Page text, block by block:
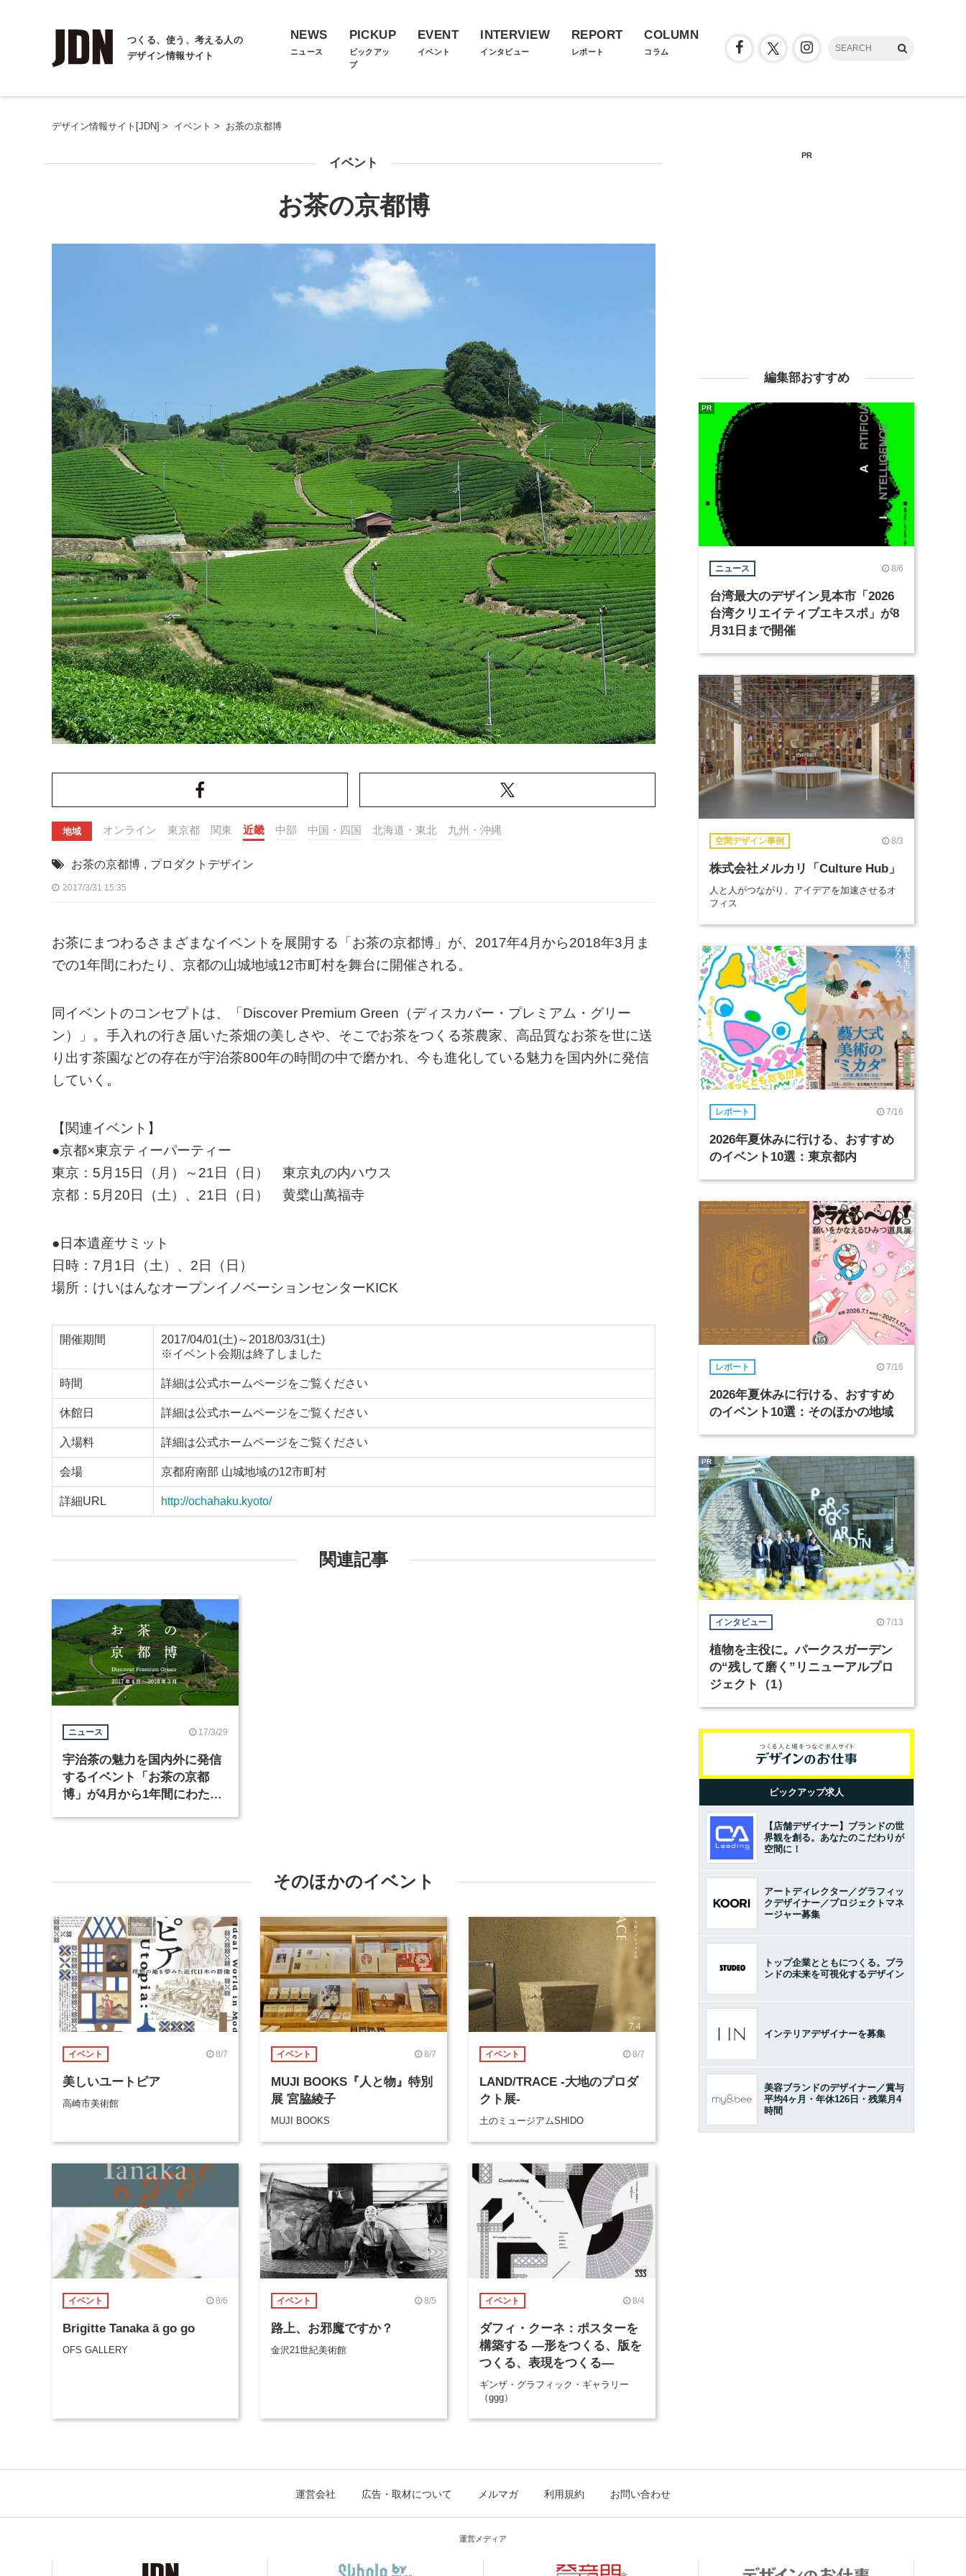
つくる、使う、考える人の
デザイン情報サイト
NEWS
ニュース
PICKUP
ピックアッ
プ
EVENT
イベント
INTERVIEW
インタビュー
REPORT
レポート
COLUMN
コラム
デザイン情報サイト[JDN] > イベント > お茶の京都博
イベント
お茶の京都博
地域 オンライン 東京都 関東 近畿 中部 中国・四国 北海道・東北 九州・沖縄
お茶の京都博 , プロダクトデザイン
2017/3/31 15:35
お茶にまつわるさまざまなイベントを展開する「お茶の京都博」が、2017年4月から2018年3月ま
での1年間にわたり、京都の山城地域12市町村を舞台に開催される。
同イベントのコンセプトは、「Discover Premium Green（ディスカバー・プレミアム・グリー
ン）」。手入れの行き届いた茶畑の美しさや、そこでお茶をつくる茶農家、高品質なお茶を世に送
り出す茶園などの存在が宇治茶800年の時間の中で磨かれ、今も進化している魅力を国内外に発信
していく。
【関連イベント】
●京都×東京ティーパーティー
東京：5月15日（月）～21日（日） 東京丸の内ハウス
京都：5月20日（土）、21日（日） 黄檗山萬福寺
●日本遺産サミット
日時：7月1日（土）、2日（日）
場所：けいはんなオープンイノベーションセンターKICK
開催期間
2017/04/01(土)～2018/03/31(土)
※イベント会期は終了しました
時間 詳細は公式ホームページをご覧ください
休館日 詳細は公式ホームページをご覧ください
入場料 詳細は公式ホームページをご覧ください
会場 京都府南部 山城地域の12市町村
詳細URL http://ochahaku.kyoto/
関連記事
ニュース 17/3/29
宇治茶の魅力を国内外に発信
するイベント「お茶の京都
博」が4月から1年間にわたっ
そのほかのイベント
イベント 8/7
美しいユートピア
高崎市美術館
イベント 8/7
MUJI BOOKS『人と物』特別
展 宮脇綾子
MUJI BOOKS
イベント 8/7
LAND/TRACE -大地のプロダ
クト展-
土のミュージアムSHIDO
イベント 8/6
Brigitte Tanaka ā go go
OFS GALLERY
イベント 8/5
路上、お邪魔ですか？
金沢21世紀美術館
イベント 8/4
ダフィ・クーネ：ポスターを
構築する ―形をつくる、版を
つくる、表現をつくる―
ギンザ・グラフィック・ギャラリー
（ggg）
PR
編集部おすすめ
ニュース 8/6
台湾最大のデザイン見本市「2026
台湾クリエイティブエキスポ」が8
月31日まで開催
PR
空間デザイン事例 8/3
株式会社メルカリ「Culture Hub」
人と人がつながり、アイデアを加速させるオ
フィス
レポート 7/16
2026年夏休みに行ける、おすすめ
のイベント10選：東京都内
レポート 7/16
2026年夏休みに行ける、おすすめ
のイベント10選：そのほかの地域
インタビュー 7/13
植物を主役に。パークスガーデン
の“残して磨く”リニューアルプロ
ジェクト（1）
PR
ピックアップ求人
【店舗デザイナー】ブランドの世
界観を創る。あなたのこだわりが
空間に！
アートディレクター／グラフィッ
クデザイナー／プロジェクトマネ
ージャー募集
トップ企業とともにつくる。ブラ
ンドの未来を可視化するデザイン
インテリアデザイナーを募集
美容ブランドのデザイナー／賞与
平均4ヶ月・年休126日・残業月4
時間
運営会社 広告・取材について メルマガ 利用規約 お問い合わせ
運営メディア